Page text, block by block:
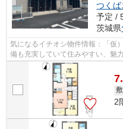
つくば
予定 /
茨城県
気になるイチオシ物件情報：「仮
備も充実していて住みやすい、魅
分に立地する物件です。物件をお探
2